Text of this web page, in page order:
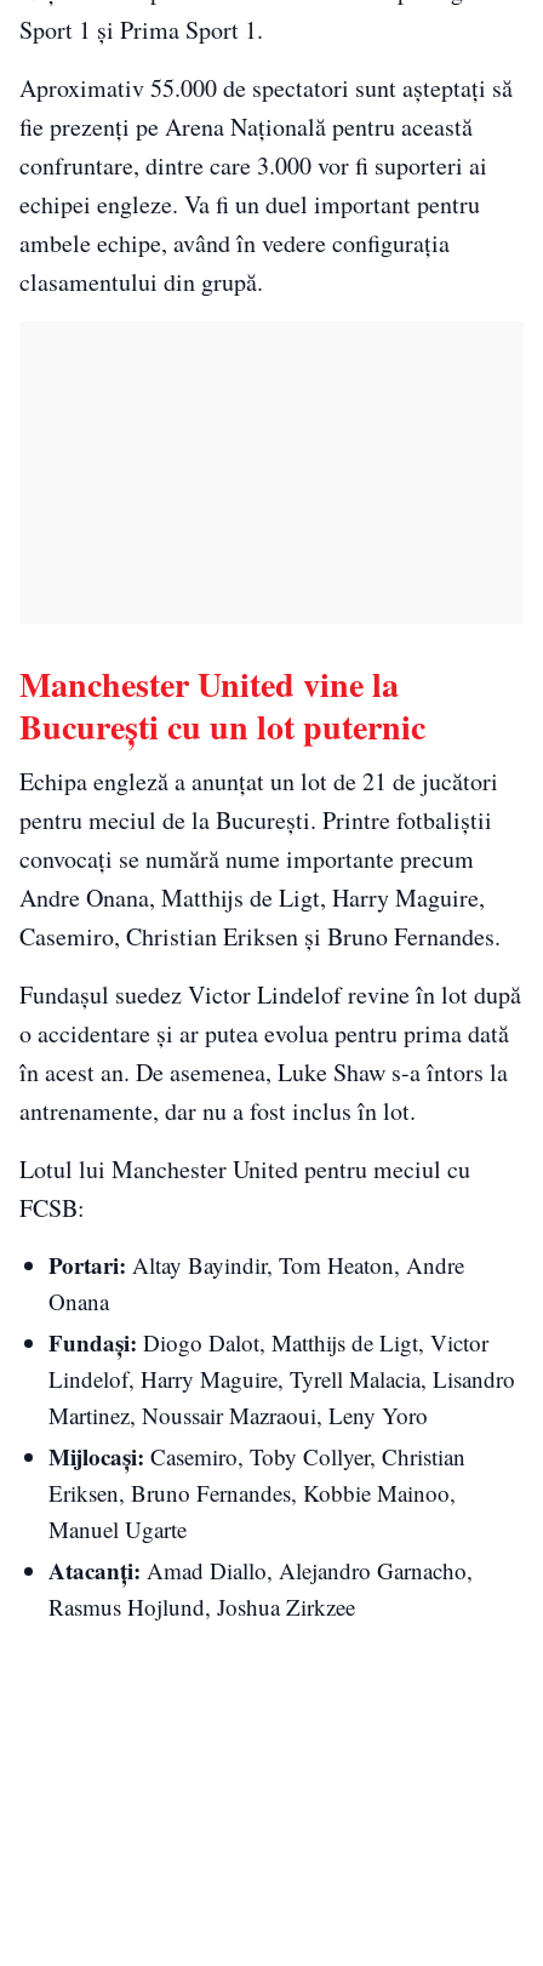
Sport 1 și Prima Sport 1.
Aproximativ 55.000 de spectatori sunt așteptați să
fie prezenți pe Arena Națională pentru această
confruntare, dintre care 3.000 vor fi suporteri ai
echipei engleze. Va fi un duel important pentru
ambele echipe, având în vedere configurația
clasamentului din grupă.
Manchester United vine la
București cu un lot puternic
Echipa engleză a anunțat un lot de 21 de jucători
pentru meciul de la București. Printre fotbaliștii
convocați se numără nume importante precum
Andre Onana, Matthijs de Ligt, Harry Maguire,
Casemiro, Christian Eriksen și Bruno Fernandes.
Fundașul suedez Victor Lindelof revine în lot după
o accidentare și ar putea evolua pentru prima dată
în acest an. De asemenea, Luke Shaw s-a întors la
antrenamente, dar nu a fost inclus în lot.
Lotul lui Manchester United pentru meciul cu
FCSB:
Portari: Altay Bayindir, Tom Heaton, Andre
Onana
Fundași: Diogo Dalot, Matthijs de Ligt, Victor
Lindelof, Harry Maguire, Tyrell Malacia, Lisandro
Martinez, Noussair Mazraoui, Leny Yoro
Mijlocași: Casemiro, Toby Collyer, Christian
Eriksen, Bruno Fernandes, Kobbie Mainoo,
Manuel Ugarte
Atacanți: Amad Diallo, Alejandro Garnacho,
Rasmus Hojlund, Joshua Zirkzee